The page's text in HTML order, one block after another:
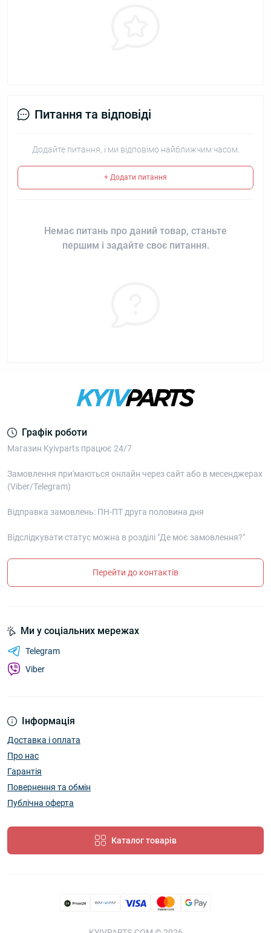
Питання та відповіді
Додайте питання, і ми відповімо найближчим часом.
+ Додати питання
Немає питань про даний товар, станьте
першим і задайте своє питання.
Графік роботи
Магазин Kyivparts працює 24/7
Замовлення при'маються онлайн через сайт або в месенджерах
(Viber/Telegram)
Відправка замовлень: ПН-ПТ друга половина дня
Відслідкувати статус можна в розділі "Де моє замовлення?"
Перейти до контактів
Інформація
Доставка і оплата
Про нас
Гарантія
Повернення та обмін
Публічна оферта
Каталог товарів
Ми у соціальних мережах
Telegram
Viber